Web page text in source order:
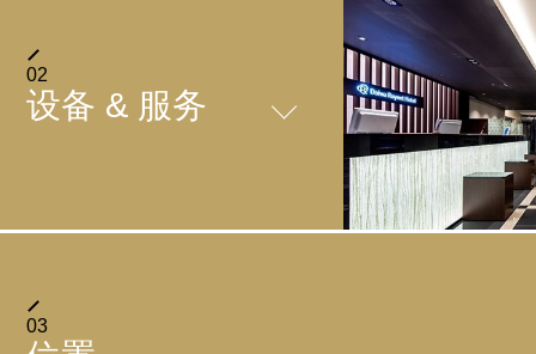
SALVATORE CUOMO&BAR的日式西式自
助餐
SALVATORE CUOMO&BAR
02
设备 & 服务
03